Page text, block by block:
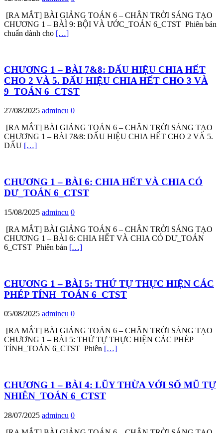
[RA MẮT] BÀI GIẢNG TOÁN 6 – CHÂN TRỜI SÁNG TẠO
CHƯƠNG 1 – BÀÌ 9: BỘI VÀ ƯỚC_TOÁN 6_CTST Phiên bản
chuẩn dành cho […]
CHƯƠNG 1 – BÀI 7&8: DẤU HIỆU CHIA HẾT
CHO 2 VÀ 5. DẤU HIỆU CHIA HẾT CHO 3 VÀ
9_TOÁN 6_CTST
27/08/2025 admincu 0
[RA MẮT] BÀI GIẢNG TOÁN 6 – CHÂN TRỜI SÁNG TẠO
CHƯƠNG 1 – BÀI 7&8: DẤU HIỆU CHIA HẾT CHO 2 VÀ 5.
DẤU […]
CHƯƠNG 1 – BÀI 6: CHIA HẾT VÀ CHIA CÓ
DƯ_TOÁN 6_CTST
15/08/2025 admincu 0
[RA MẮT] BÀI GIẢNG TOÁN 6 – CHÂN TRỜI SÁNG TẠO
CHƯƠNG 1 – BÀI 6: CHIA HẾT VÀ CHIA CÓ DƯ_TOÁN
6_CTST Phiên bản […]
CHƯƠNG 1 – BÀI 5: THỨ TỰ THỰC HIỆN CÁC
PHÉP TÍNH_TOÁN 6_CTST
05/08/2025 admincu 0
[RA MẮT] BÀI GIẢNG TOÁN 6 – CHÂN TRỜI SÁNG TẠO
CHƯƠNG 1 – BÀI 5: THỨ TỰ THỰC HIỆN CÁC PHÉP
TÍNH_TOÁN 6_CTST Phiên […]
CHƯƠNG 1 – BÀI 4: LŨY THỪA VỚI SỐ MŨ TỰ
NHIÊN_TOÁN 6_CTST
28/07/2025 admincu 0